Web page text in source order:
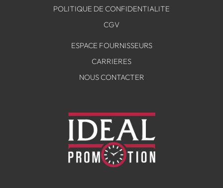
POLITIQUE DE CONFIDENTIALITE
CGV
ESPACE FOURNISSEURS
CARRIERES
NOUS CONTACTER